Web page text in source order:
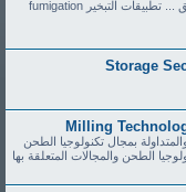
صناعة ... وتطبيقات QA ... المحسنات واضافات الدقيق ... تطبيقات التبخير fumigation
بمجال تكنولوجيا الطحن
الطحن والمجالات المتعلقة بها